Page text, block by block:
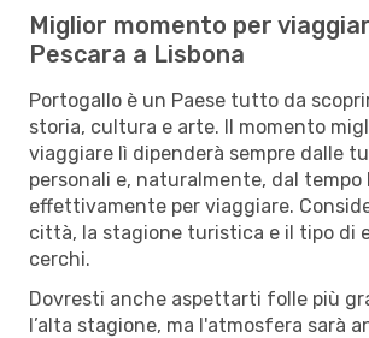
Miglior momento per
Pescara a Lisbona
Portogallo è un Paese tutto da
storia, cultura e arte. Il momento
viaggiare lì dipenderà sempre dalle
personali e, naturalmente, dal tempo
effettivamente per viaggiare.
città, la stagione turistica e il tipo di
cerchi.
Dovresti anche aspettarti folle più
l’alta stagione, ma l'atmosfera sarà